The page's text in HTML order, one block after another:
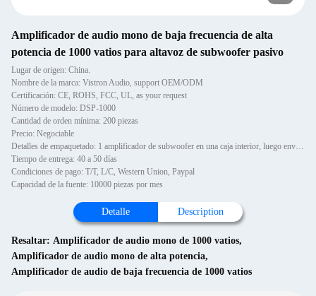
Amplificador de audio mono de baja frecuencia de alta
potencia de 1000 vatios para altavoz de subwoofer pasivo
Lugar de origen: China.
Nombre de la marca: Vistron Audio, support OEM/ODM
Certificación: CE, ROHS, FCC, UL, as your request
Número de modelo: DSP-1000
Cantidad de orden mínima: 200 piezas
Precio: Negociable
Detalles de empaquetado: 1 amplificador de subwoofer en una caja interior, luego envasado en una caja exterior.
Tiempo de entrega: 40 a 50 días
Condiciones de pago: T/T, L/C, Western Union, Paypal
Capacidad de la fuente: 10000 piezas por mes
Detalle Description
Resaltar: Amplificador de audio mono de 1000 vatios,
Amplificador de audio mono de alta potencia,
Amplificador de audio de baja frecuencia de 1000 vatios